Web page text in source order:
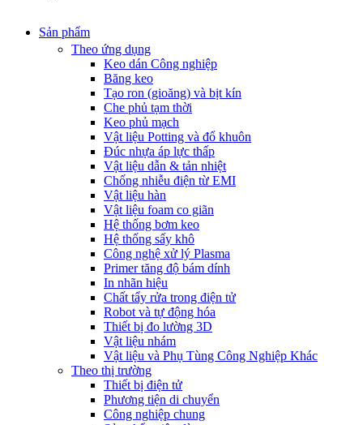
Sản phẩm
Theo ứng dụng
Keo dán Công nghiệp
Băng keo
Tạo ron (gioăng) và bịt kín
Che phủ tạm thời
Keo phủ mạch
Vật liệu Potting và đổ khuôn
Đúc nhựa áp lực thấp
Vật liệu dẫn & tản nhiệt
Chống nhiễu điện từ EMI
Vật liệu hàn
Vật liệu foam co giãn
Hệ thống bơm keo
Hệ thống sấy khô
Công nghệ xử lý Plasma
Primer tăng độ bám dính
In nhãn hiệu
Chất tẩy rửa trong điện tử
Robot và tự động hóa
Thiết bị đo lường 3D
Vật liệu nhám
Vật liệu và Phụ Tùng Công Nghiệp Khác
Theo thị trường
Thiết bị điện tử
Phương tiện di chuyển
Công nghiệp chung